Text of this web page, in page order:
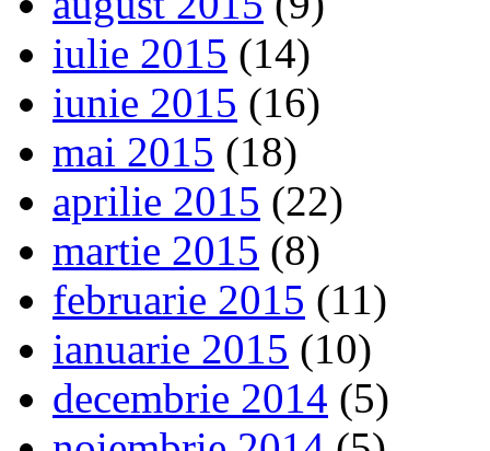
iulie 2015 (14)
iunie 2015 (16)
mai 2015 (18)
aprilie 2015 (22)
martie 2015 (8)
februarie 2015 (11)
ianuarie 2015 (10)
decembrie 2014 (5)